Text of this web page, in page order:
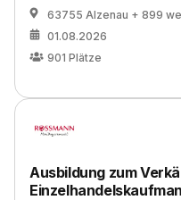
63755 Alzenau + 899
01.08.2026
901 Plätze
Ausbildung zum